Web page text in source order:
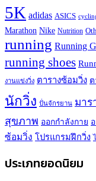
5K adidas ASICS
Marathon Nike Nutrition
running Running
running shoes
งานแข่งวิ่ง ตารางซ้อมวิ่ง ต
นักวิ่ง ปั่นจักรยาน มาร
สุขภาพ ออกกำลังกาย
ซ้อมวิ่ง โปรแกรมฝึกวิ่ง
ประเภทยอดนิยม